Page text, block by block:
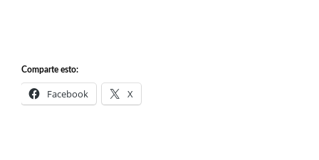
Comparte esto:
Facebook X